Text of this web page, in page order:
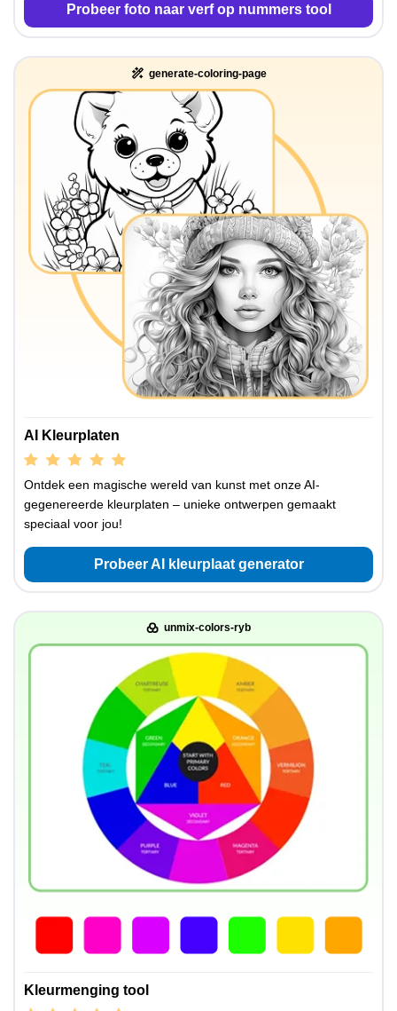
Probeer foto naar verf op nummers tool
generate-coloring-page
AI Kleurplaten
Ontdek een magische wereld van kunst met onze AI-
gegenereerde kleurplaten – unieke ontwerpen gemaakt
speciaal voor jou!
Probeer AI kleurplaat generator
unmix-colors-ryb
Kleurmenging tool